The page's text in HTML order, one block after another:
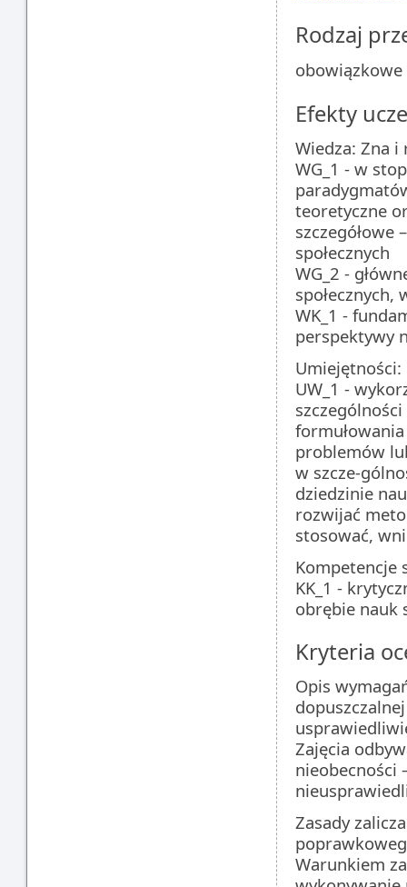
Rodzaj
obowiązkowe
Efekty
Wiedza: Zna i
WG_1 - w
teoretyczne
szczegółowe
społecznych
WG_2 -
społecznych,
WK_1 -
perspektywy
UW_1 -
problemów
w szcze-
dziedzinie
rozwijać
stosować,
Kompetencje
KK_1 -
obrębie nauk
Kryteria
Opis
Zajęcia
nieobecności
Zasady
Warunkiem